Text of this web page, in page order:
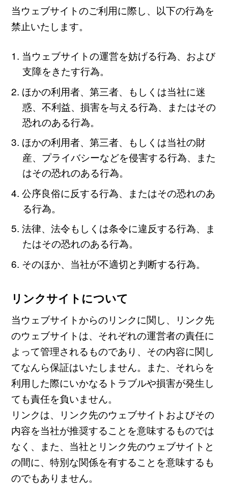
当ウェブサイトのご利用に際し、以下の行為を
禁止いたします。
当ウェブサイトの運営を妨げる行為、および
支障をきたす行為。
ほかの利用者、第三者、もしくは当社に迷
惑、不利益、損害を与える行為、またはその
恐れのある行為。
ほかの利用者、第三者、もしくは当社の財
産、プライバシーなどを侵害する行為、また
はその恐れのある行為。
公序良俗に反する行為、またはその恐れのあ
る行為。
法律、法令もしくは条令に違反する行為、ま
たはその恐れのある行為。
そのほか、当社が不適切と判断する行為。
リンクサイトについて
当ウェブサイトからのリンクに関し、リンク先
のウェブサイトは、それぞれの運営者の責任に
よって管理されるものであり、その内容に関し
てなんら保証はいたしません。また、それらを
利用した際にいかなるトラブルや損害が発生し
ても責任を負いません。
リンクは、リンク先のウェブサイトおよびその
内容を当社が推奨することを意味するものでは
なく、また、当社とリンク先のウェブサイトと
の間に、特別な関係を有することを意味するも
のでもありません。